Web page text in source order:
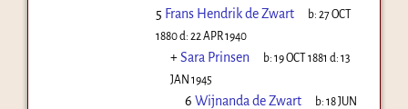
5 Frans Hendrik de Zwart b:27 OCT
1880d: 22 APR 1940
+Sara Prinsen b:19 OCT 1881 d:13
JAN 1945
6 Wijnanda de Zwart b:18 JUN